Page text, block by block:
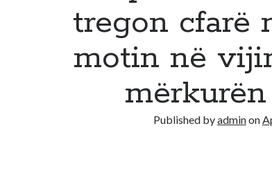
tregon cfarë
motin në
mërkurën
Published byadminon